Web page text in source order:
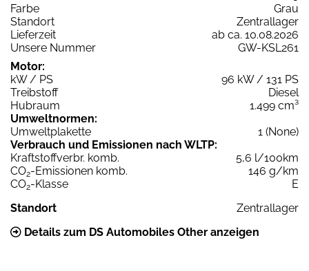
Farbe
Grau
Standort
Zentrallager
Lieferzeit
ab ca. 10.08.2026
Unsere Nummer
GW-KSL261
Motor:
kW / PS
96 kW / 131 PS
Treibstoff
Diesel
Hubraum
1.499 cm³
Umweltnormen:
Umweltplakette
1 (None)
Verbrauch und Emissionen nach WLTP:
Kraftstoffverbr. komb.
5,6 l/100km
CO2-Emissionen komb.
146 g/km
CO2-Klasse
E
Standort
Zentrallager
Details zum DS Automobiles Other anzeigen